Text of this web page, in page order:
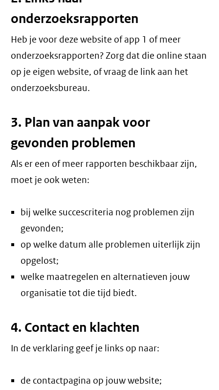
onderzoeksrapporten
Heb je voor deze website of app 1 of meer
onderzoeksrapporten? Zorg dat die online staan
op je eigen website, of vraag de link aan het
onderzoeksbureau.
3. Plan van aanpak voor
gevonden problemen
Als er een of meer rapporten beschikbaar zijn,
moet je ook weten:
bij welke succescriteria nog problemen zijn
gevonden;
op welke datum alle problemen uiterlijk zijn
opgelost;
welke maatregelen en alternatieven jouw
organisatie tot die tijd biedt.
4. Contact en klachten
In de verklaring geef je links op naar:
de contactpagina op jouw website;